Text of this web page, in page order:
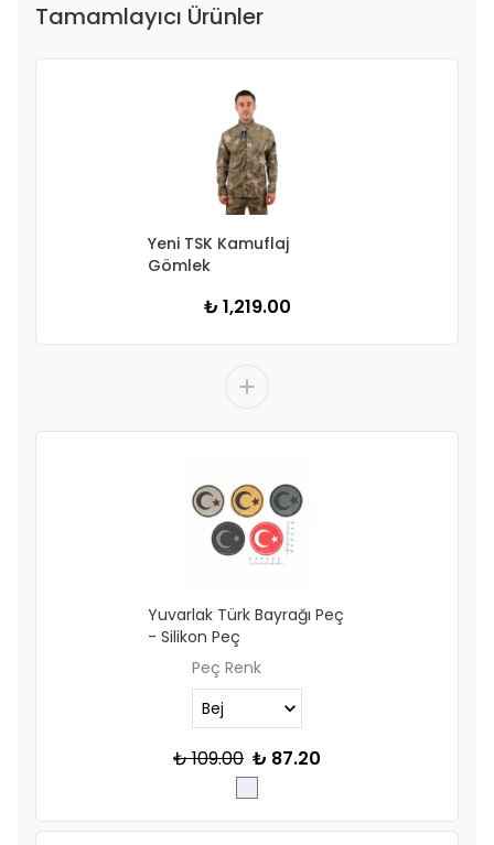
Tamamlayıcı Ürünler
Yeni TSK Kamuflaj
Gömlek
₺ 1,219.00
Yuvarlak Türk Bayrağı Peç
- Silikon Peç
Peç Renk
₺ 109.00 ₺ 87.20